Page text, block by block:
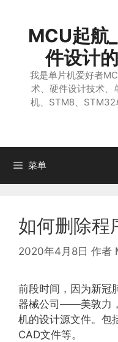
MCU起航
件设计
我是单片机爱好者
术、硬件设计技术、
机、STM8、STM32
菜单
如何删除程
2020年4月8日 作者
前段时间，因为新冠
器械公司——美敦力
机的设计源文件。包
CAD文件等。